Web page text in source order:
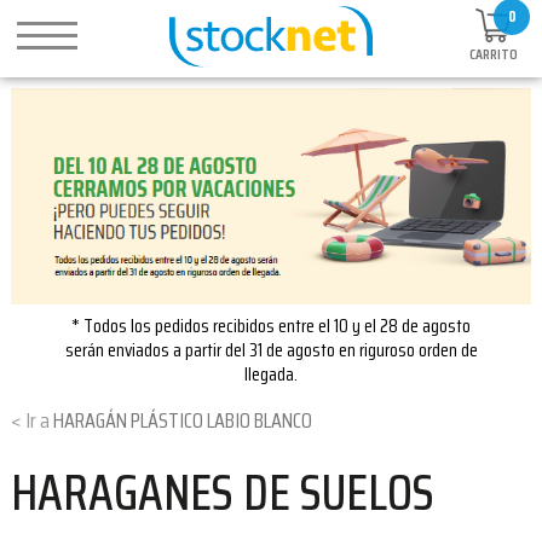
0
CARRITO
* Todos los pedidos recibidos entre el 10 y el 28 de agosto
serán enviados a partir del 31 de agosto en riguroso orden de
llegada.
HARAGÁN PLÁSTICO LABIO BLANCO
HARAGANES DE SUELOS